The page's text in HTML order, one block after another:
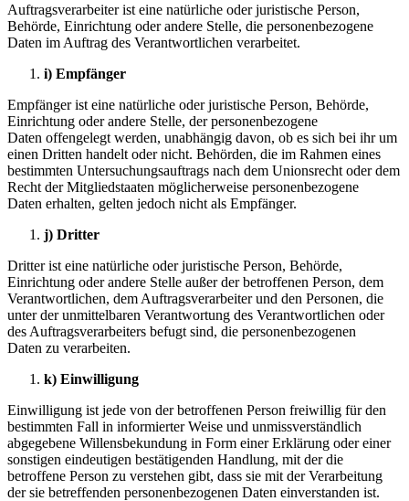
Auftragsverarbeiter ist eine natürliche oder juristische Person,
Behörde, Einrichtung oder andere Stelle, die personenbezogene
Daten im Auftrag des Verantwortlichen verarbeitet.
i) Empfänger
Empfänger ist eine natürliche oder juristische Person, Behörde,
Einrichtung oder andere Stelle, der personenbezogene
Daten offengelegt werden, unabhängig davon, ob es sich bei ihr um
einen Dritten handelt oder nicht. Behörden, die im Rahmen eines
bestimmten Untersuchungsauftrags nach dem Unionsrecht oder dem
Recht der Mitgliedstaaten möglicherweise personenbezogene
Daten erhalten, gelten jedoch nicht als Empfänger.
j) Dritter
Dritter ist eine natürliche oder juristische Person, Behörde,
Einrichtung oder andere Stelle außer der betroffenen Person, dem
Verantwortlichen, dem Auftragsverarbeiter und den Personen, die
unter der unmittelbaren Verantwortung des Verantwortlichen oder
des Auftragsverarbeiters befugt sind, die personenbezogenen
Daten zu verarbeiten.
k) Einwilligung
Einwilligung ist jede von der betroffenen Person freiwillig für den
bestimmten Fall in informierter Weise und unmissverständlich
abgegebene Willensbekundung in Form einer Erklärung oder einer
sonstigen eindeutigen bestätigenden Handlung, mit der die
betroffene Person zu verstehen gibt, dass sie mit der Verarbeitung
der sie betreffenden personenbezogenen Daten einverstanden ist.